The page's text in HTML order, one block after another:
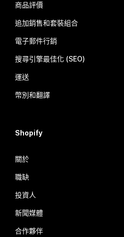
商品評價
追加銷售和套裝組合
電子郵件行銷
搜尋引擎最佳化 (SEO)
運送
幣別和翻譯
Shopify
關於
職缺
投資人
新聞媒體
合作夥伴